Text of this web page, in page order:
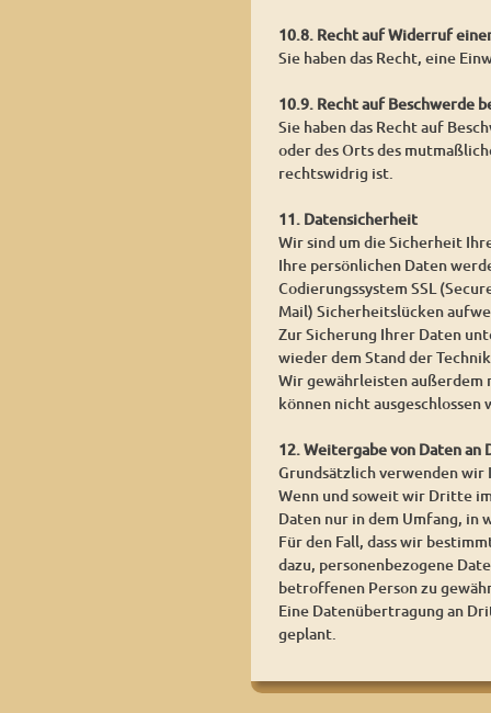
10.8. Recht auf Widerruf
Sie haben das Recht, eine
10.9. Recht auf Beschwerde
Sie haben das Recht auf
oder des Orts des
rechtswidrig ist.
11. Datensicherheit
Wir sind um die Sicherheit
Ihre persönlichen Daten
Codierungssystem SSL
Mail) Sicherheitslücken
Zur Sicherung Ihrer Daten
wieder dem Stand der
Wir gewährleisten außerdem
können nicht
12. Weitergabe von Daten
Grundsätzlich verwenden wir
Wenn und soweit wir Dritte
Daten nur in dem Umfang,
Für den Fall, dass wir
dazu, personenbezogene
betroffenen Person zu
Eine Datenübertragung an
geplant.